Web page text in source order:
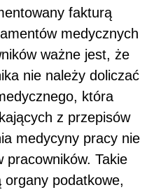
fakturą
medycznych
ważne jest, że
nie należy doliczać
która
z przepisów
medycyny pracy nie
pracowników. Takie
podatkowe,